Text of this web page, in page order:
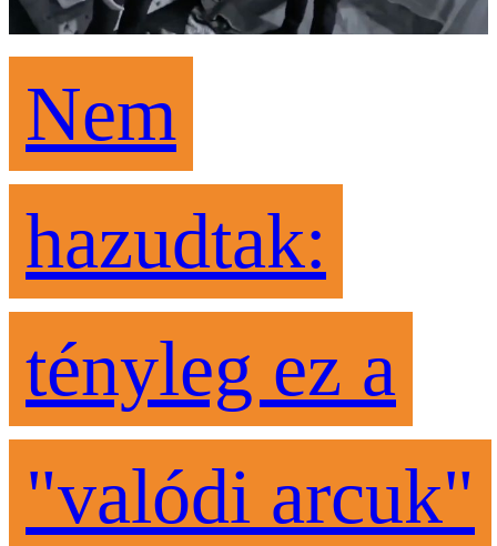
Nem
hazudtak:
tényleg ez a
"valódi arcuk"